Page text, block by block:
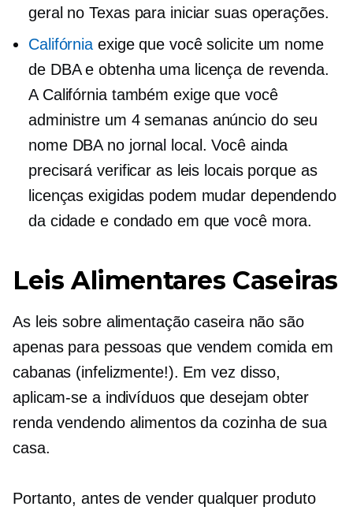
geral no Texas para iniciar suas operações.
Califórnia exige que você solicite um nome
de DBA e obtenha uma licença de revenda.
A Califórnia também exige que você
administre um 4 semanasanúncio do seu
nome DBA no jornal local. Você ainda
precisará verificar as leis locais porque as
licenças exigidas podem mudar dependendo
da cidade e condado em que você mora.
Leis Alimentares Caseiras
As leis sobre alimentação caseira não são
apenas para pessoas que vendem comida em
cabanas (infelizmente!). Em vez disso,
aplicam-se a indivíduos que desejam obter
renda vendendo alimentos da cozinha de sua
casa.
Portanto, antes de vender qualquer produto